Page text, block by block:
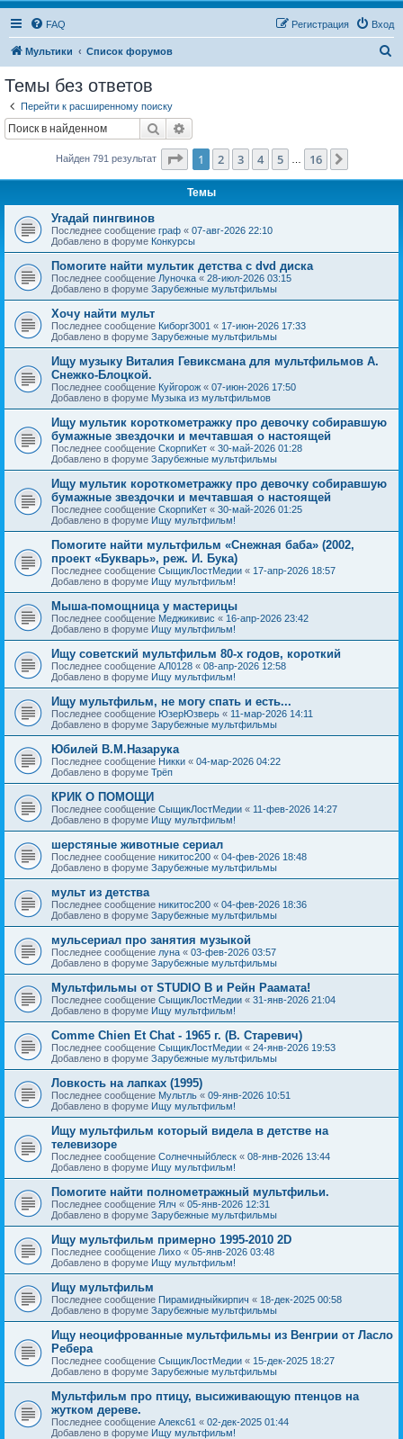
FAQ Вход
Регистрация
Мультики Список форумов
Темы без ответов
Перейти к расширенному поиску
Поиск
Найден 791 результат Страница из 16
1 2 3 4 5 16
Темы
Угадай пингвинов
Последнее сообщение граф « 07-авг-2026 22:10
Добавлено в форуме Конкурсы
Помогите найти мультик детства с dvd диска
Последнее сообщение Луночка « 28-июл-2026 03:15
Добавлено в форуме Зарубежные мультфильмы
Хочу найти мульт
Последнее сообщение Киборг3001 « 17-июн-2026 17:33
Добавлено в форуме Зарубежные мультфильмы
Ищу музыку Виталия Гевиксмана для мультфильмов А.
Снежко-Блоцкой.
Последнее сообщение Куйгорож « 07-июн-2026 17:50
Добавлено в форуме Музыка из мультфильмов
Ищу мультик короткометражку про девочку собиравшую
бумажные звездочки и мечтавшая о настоящей
Последнее сообщение СкорпиКет « 30-май-2026 01:28
Добавлено в форуме Зарубежные мультфильмы
Ищу мультик короткометражку про девочку собиравшую
бумажные звездочки и мечтавшая о настоящей
Последнее сообщение СкорпиКет « 30-май-2026 01:25
Добавлено в форуме Ищу мультфильм!
Помогите найти мультфильм «Снежная баба» (2002,
проект «Букварь», реж. И. Бука)
Последнее сообщение СыщикЛостМедии « 17-апр-2026 18:57
Добавлено в форуме Ищу мультфильм!
Мыша-помощница у мастерицы
Последнее сообщение Меджикивис « 16-апр-2026 23:42
Добавлено в форуме Ищу мультфильм!
Ищу советский мультфильм 80-х годов, короткий
Последнее сообщение АЛ0128 « 08-апр-2026 12:58
Добавлено в форуме Ищу мультфильм!
Ищу мультфильм, не могу спать и есть...
Последнее сообщение ЮзерЮзверь « 11-мар-2026 14:11
Добавлено в форуме Зарубежные мультфильмы
Юбилей В.М.Назарука
Последнее сообщение Никки « 04-мар-2026 04:22
Добавлено в форуме Трёп
КРИК О ПОМОЩИ
Последнее сообщение СыщикЛостМедии « 11-фев-2026 14:27
Добавлено в форуме Ищу мультфильм!
шерстяные животные сериал
Последнее сообщение никитос200 « 04-фев-2026 18:48
Добавлено в форуме Зарубежные мультфильмы
мульт из детства
Последнее сообщение никитос200 « 04-фев-2026 18:36
Добавлено в форуме Зарубежные мультфильмы
мульсериал про занятия музыкой
Последнее сообщение луна « 03-фев-2026 03:57
Добавлено в форуме Зарубежные мультфильмы
Мультфильмы от STUDIO B и Рейн Раамата!
Последнее сообщение СыщикЛостМедии « 31-янв-2026 21:04
Добавлено в форуме Ищу мультфильм!
Comme Chien Et Chat - 1965 г. (В. Старевич)
Последнее сообщение СыщикЛостМедии « 24-янв-2026 19:53
Добавлено в форуме Зарубежные мультфильмы
Ловкость на лапках (1995)
Последнее сообщение Мультль « 09-янв-2026 10:51
Добавлено в форуме Ищу мультфильм!
Ищу мультфильм который видела в детстве на
телевизоре
Последнее сообщение Солнечныйблеск « 08-янв-2026 13:44
Добавлено в форуме Ищу мультфильм!
Помогите найти полнометражный мультфильи.
Последнее сообщение Ялч « 05-янв-2026 12:31
Добавлено в форуме Зарубежные мультфильмы
Ищу мультфильм примерно 1995-2010 2D
Последнее сообщение Лихо « 05-янв-2026 03:48
Добавлено в форуме Ищу мультфильм!
Ищу мультфильм
Последнее сообщение Пирамидныйкирпич « 18-дек-2025 00:58
Добавлено в форуме Зарубежные мультфильмы
Ищу неоцифрованные мультфильмы из Венгрии от Ласло
Ребера
Последнее сообщение СыщикЛостМедии « 15-дек-2025 18:27
Добавлено в форуме Зарубежные мультфильмы
Мультфильм про птицу, высиживающую птенцов на
жутком дереве.
Последнее сообщение Алекс61 « 02-дек-2025 01:44
Добавлено в форуме Ищу мультфильм!